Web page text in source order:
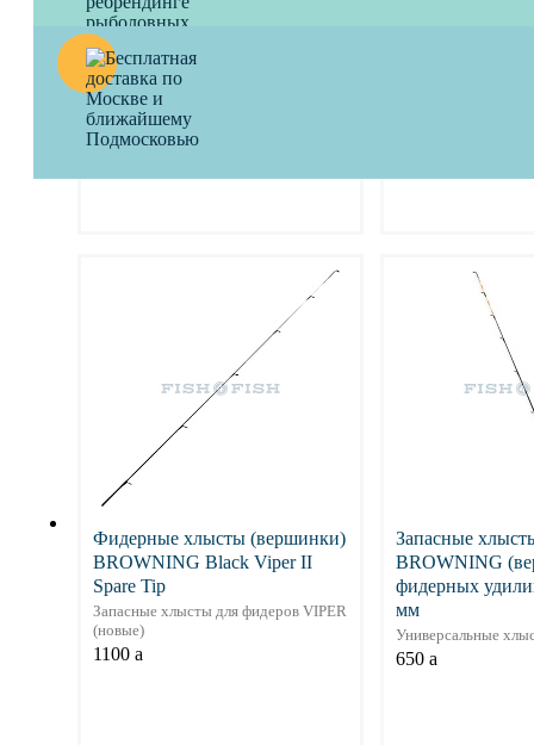
Удилище фидерное
BROWNING 2,45 м CK F1
Wand 45 гр / 2 - 4 lbs
Пикер для белой рыбы.
5045a
Фидерные хлысты (вершинки)
BROWNING Black Viper II
Spare Tip
Запасные хлысты для фидеров VIPER
(новые)
1100 a
Запасные
BROWNING
фидерных
мм
Универсальные
650 a